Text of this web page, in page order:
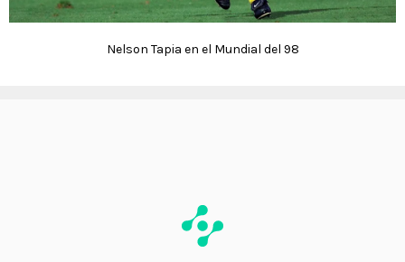
Nelson Tapia en el Mundial del 98